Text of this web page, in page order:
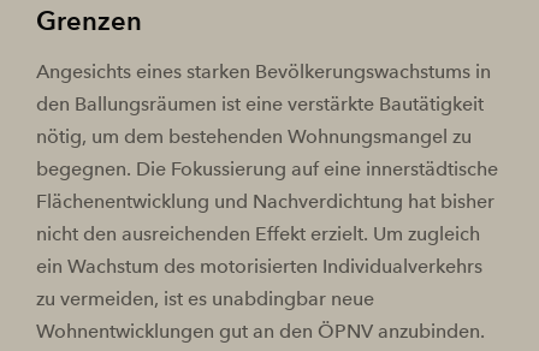
Grenzen
Angesichts eines starken Bevölkerungswachstums in
den Ballungsräumen ist eine verstärkte Bautätigkeit
nötig, um dem bestehenden Wohnungsmangel zu
begegnen. Die Fokussierung auf eine innerstädtische
Flächenentwicklung und Nachverdichtung hat bisher
nicht den ausreichenden Effekt erzielt. Um zugleich
ein Wachstum des motorisierten Individualverkehrs
zu vermeiden, ist es unabdingbar neue
Wohnentwicklungen gut an den ÖPNV anzubinden.